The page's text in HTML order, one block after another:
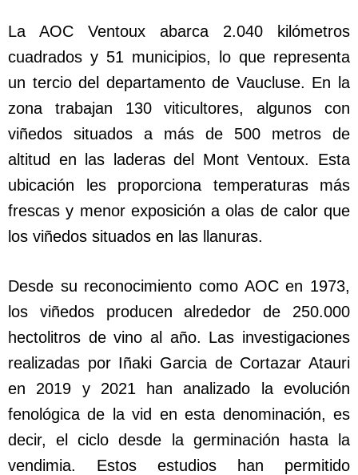
La AOC Ventoux abarca 2.040 kilómetros
cuadrados y 51 municipios, lo que representa
un tercio del departamento de Vaucluse. En la
zona trabajan 130 viticultores, algunos con
viñedos situados a más de 500 metros de
altitud en las laderas del Mont Ventoux. Esta
ubicación les proporciona temperaturas más
frescas y menor exposición a olas de calor que
los viñedos situados en las llanuras.
Desde su reconocimiento como AOC en 1973,
los viñedos producen alrededor de 250.000
hectolitros de vino al año. Las investigaciones
realizadas por Iñaki Garcia de Cortazar Atauri
en 2019 y 2021 han analizado la evolución
fenológica de la vid en esta denominación, es
decir, el ciclo desde la germinación hasta la
vendimia. Estos estudios han permitido